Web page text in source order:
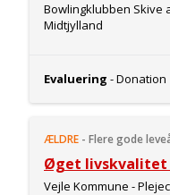
ÆLDRE - Flere gode
Øget livskvalitet
Vejle Kommune -
Bowlingklubben Skive
Midtjylland
Evaluering - Donation